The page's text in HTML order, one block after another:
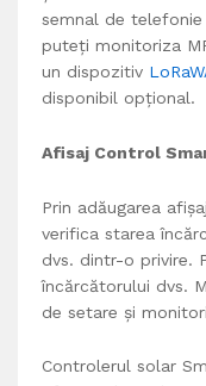
semnal de
puteți monitoriza
un dispozitiv
disponibil opțional.
Afisaj Control
Prin adăugarea
verifica starea
dvs. dintr-o privire.
încărcătorului dvs.
de setare și
Controlerul solar